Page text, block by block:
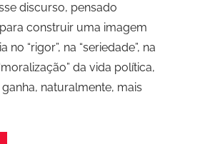
C
P
C
d
discurso, pensado
construir uma imagem
no “rigor”, na “seriedade”, na
da vida política,
naturalmente, mais